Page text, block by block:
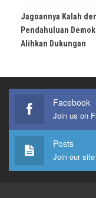
Jagoannya Kalah
Pendahuluan
Alihkan Dukungan
Facebook
Join us on
Posts
Join our site